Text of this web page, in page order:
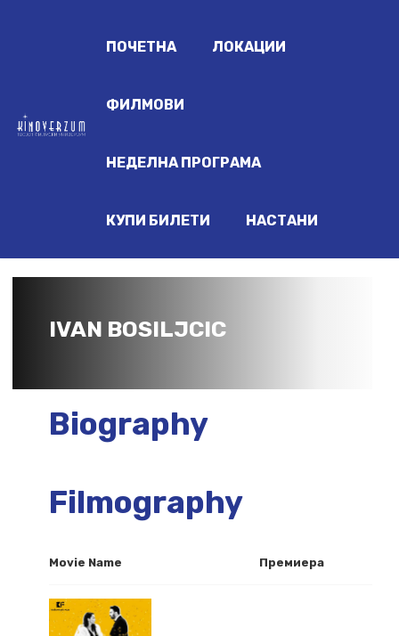
ПОЧЕТНА ЛОКАЦИИ
ФИЛМОВИ
НЕДЕЛНА ПРОГРАМА
КУПИ БИЛЕТИ НАСТАНИ
IVAN BOSILJCIC
Biography
Filmography
Movie Name Премиера